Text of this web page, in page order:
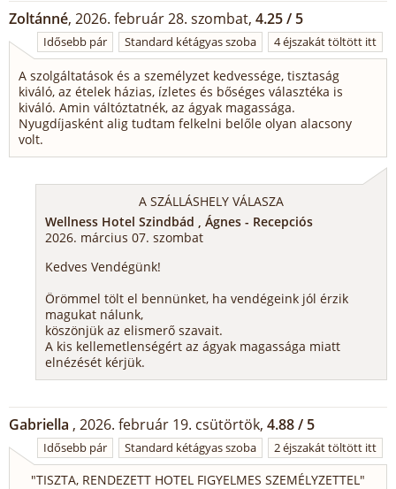
Zoltánné, 2026. február 28. szombat, 4.25 / 5
Idősebb pár Standard kétágyas szoba 4 éjszakát töltött itt
A szolgáltatások és a személyzet kedvessége, tisztaság
kiváló, az ételek házias, ízletes és bőséges választéka is
kiváló. Amin váltóztatnék, az ágyak magassága.
Nyugdíjasként alig tudtam felkelni belőle olyan alacsony
volt.
A SZÁLLÁSHELY VÁLASZA
Wellness Hotel Szindbád , Ágnes - Recepciós
2026. március 07. szombat
Kedves Vendégünk!
Örömmel tölt el bennünket, ha vendégeink jól érzik
magukat nálunk,
köszönjük az elismerő szavait.
A kis kellemetlenségért az ágyak magassága miatt
elnézését kérjük.
Gabriella , 2026. február 19. csütörtök, 4.88 / 5
Idősebb pár Standard kétágyas szoba 2 éjszakát töltött itt
"TISZTA, RENDEZETT HOTEL FIGYELMES SZEMÉLYZETTEL"